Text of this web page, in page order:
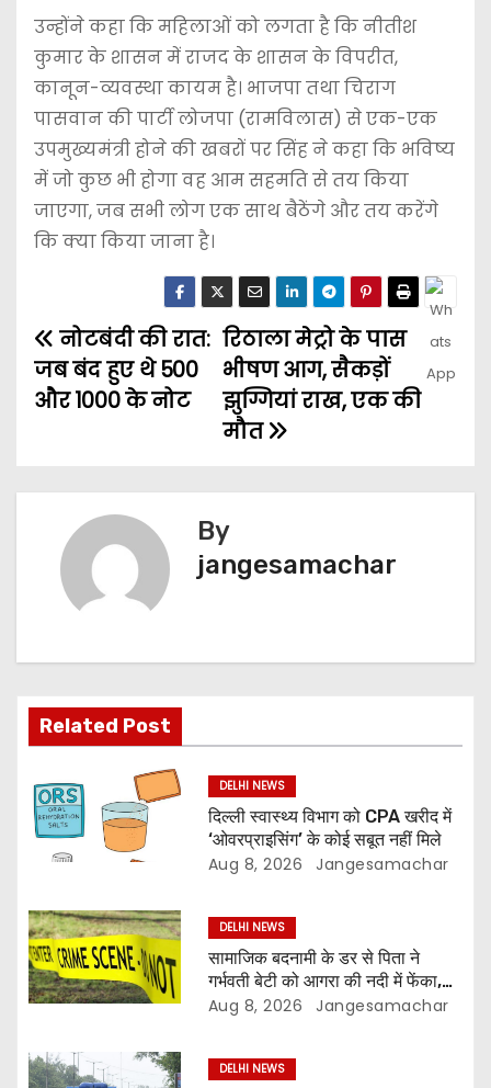
उन्होंने कहा कि महिलाओं को लगता है कि नीतीश
कुमार के शासन में राजद के शासन के विपरीत,
कानून-व्यवस्था कायम है। भाजपा तथा चिराग
पासवान की पार्टी लोजपा (रामविलास) से एक-एक
उपमुख्यमंत्री होने की खबरों पर सिंह ने कहा कि भविष्य
में जो कुछ भी होगा वह आम सहमति से तय किया
जाएगा, जब सभी लोग एक साथ बैठेंगे और तय करेंगे
कि क्या किया जाना है।
रिठाला मेट्रो के पास
भीषण आग, सैकड़ों
झुग्गियां राख, एक की
मौत
नोटबंदी की रात:
जब बंद हुए थे 500
और 1000 के नोट
By
jangesamachar
Related Post
DELHI NEWS
दिल्ली स्वास्थ्य विभाग को CPA खरीद में
‘ओवरप्राइसिंग’ के कोई सबूत नहीं मिले
Aug 8, 2026 Jangesamachar
DELHI NEWS
सामाजिक बदनामी के डर से पिता ने
गर्भवती बेटी को आगरा की नदी में फेंका,
जांच में जुटी पुलिस
Aug 8, 2026 Jangesamachar
DELHI NEWS